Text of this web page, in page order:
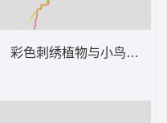
彩色刺绣植物与小鸟图案